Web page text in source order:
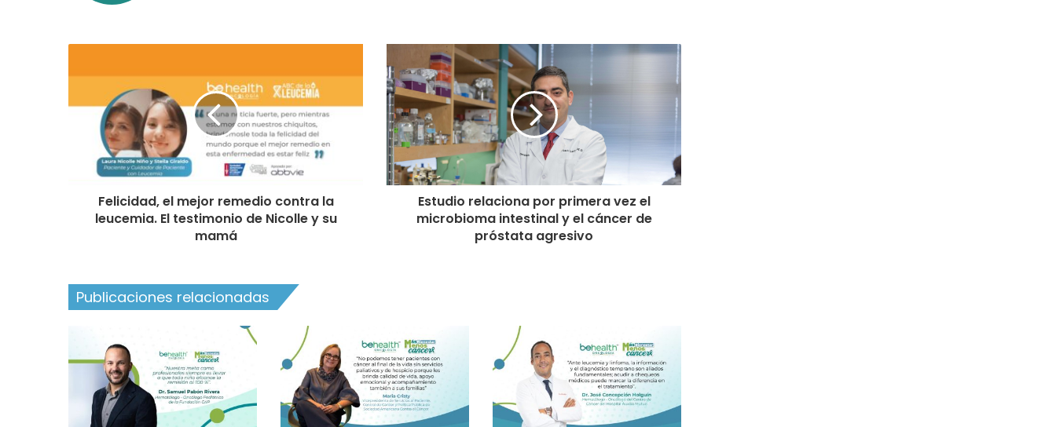
Felicidad, el mejor remedio contra la
leucemia. El testimonio de Nicolle y su
mamá
Estudio relaciona por primera vez el
microbioma intestinal y el cáncer de
próstata agresivo
Publicaciones relacionadas